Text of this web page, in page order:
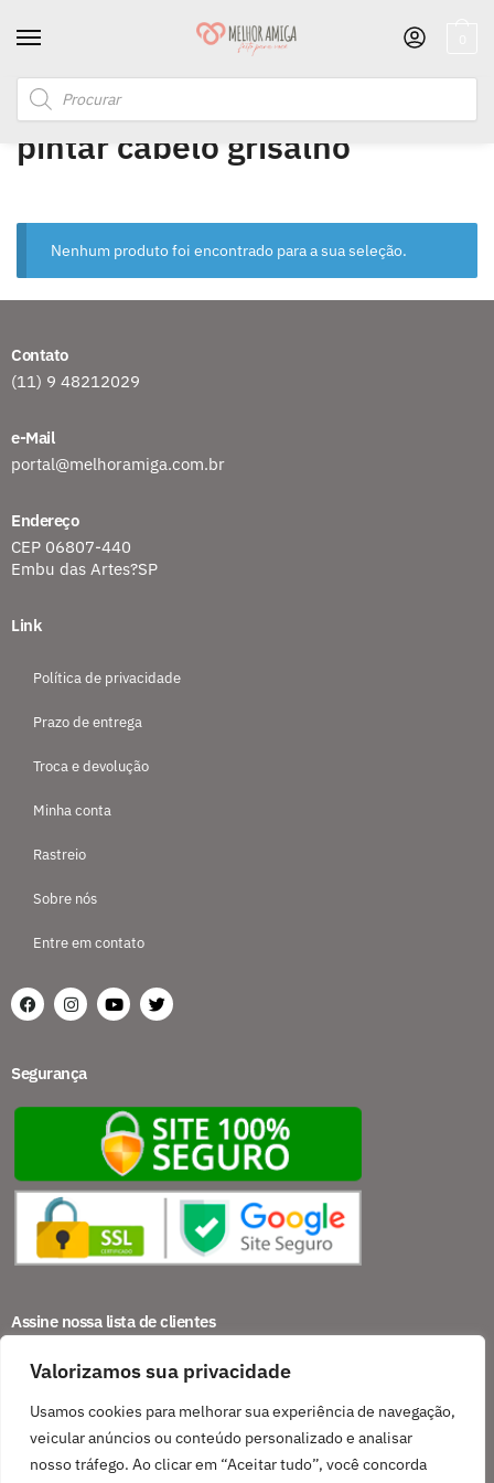
Valorizamos sua privacidade
Usamos cookies para melhorar sua experiência de navegação,
veicular anúncios ou conteúdo personalizado e analisar
nosso tráfego. Ao clicar em “Aceitar tudo”, você concorda
Início Produtos marcados com a tag “pintar cabelo grisalho”
pintar cabelo grisalho
Nenhum produto foi encontrado para a sua seleção.
Contato
(11) 9 48212029
e-Mail
portal@melhoramiga.com.br
Endereço
CEP 06807-440
Embu das Artes?SP
Link
Política de privacidade
Prazo de entrega
Troca e devolução
Minha conta
Rastreio
Sobre nós
Entre em contato
Segurança
Assine nossa lista de clientes
Assinar